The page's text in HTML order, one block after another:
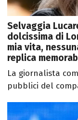
Selvaggia
dolcissima di
mia vita,
replica
La giornalista
pubblici del